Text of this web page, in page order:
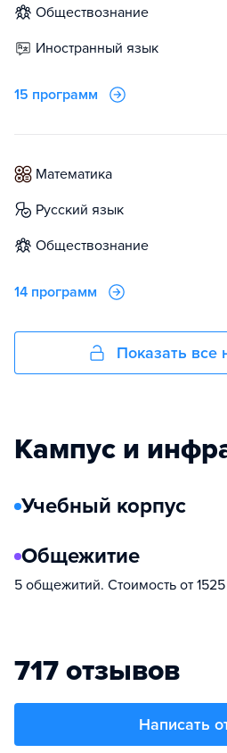
обществознание
иностранный язык
15 программ
математика
русский язык
обществознание
14 программ
Показать все
Кампус и
Учебный корпус
Общежитие
5 общежитий. Стоимость от
717 отзывов
Написать